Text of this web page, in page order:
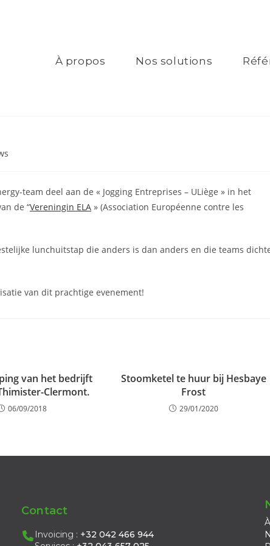
À propos Nos solutions
team deel aan de « Jogging Entreprises – ULiège » in het
de “Vereningin ELA » (Association Européenne contre les
lunchuitstap die anders is dan anders en die teams
van dit prachtige evenement!
van het bedrijft
Clermont.
06/09/2018
Stoomketel te huur bij Hesbaye
Frost
29/01/2020
Contact
Invoicing : +32 042 466 944